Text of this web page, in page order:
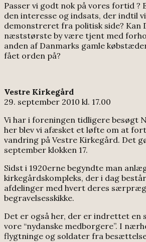
Passer vi godt nok på vores fortid ?
den interesse og indsats, der indtil
demonstreret fra politisk side? Kan
næststørste by være tjent med
anden af Danmarks gamle
fået orden på?
Vestre Kirkegård
29. september 2010 kl. 17.00
Vi har i foreningen tidligere besøgt
her blev vi afæsket et løfte om at
vandring på Vestre Kirkegård. Det
september klokken 17.
Sidst i 1920erne begyndte man
kirkegårdskompleks, der i dag
afdelinger med hvert deres
begravelsesskikke.
Det er også her, der er indrettet en
vore “nydanske medborgere”. I
flygtninge og soldater fra